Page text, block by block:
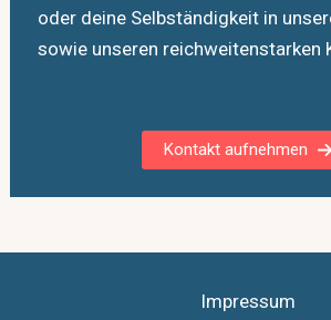
oder deine Selbständigkeit in
sowie unseren reichweitenstarken
Kontakt aufnehmen
Impressum